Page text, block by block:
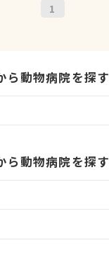
1
ら動物病院を探す
ら動物病院を探す